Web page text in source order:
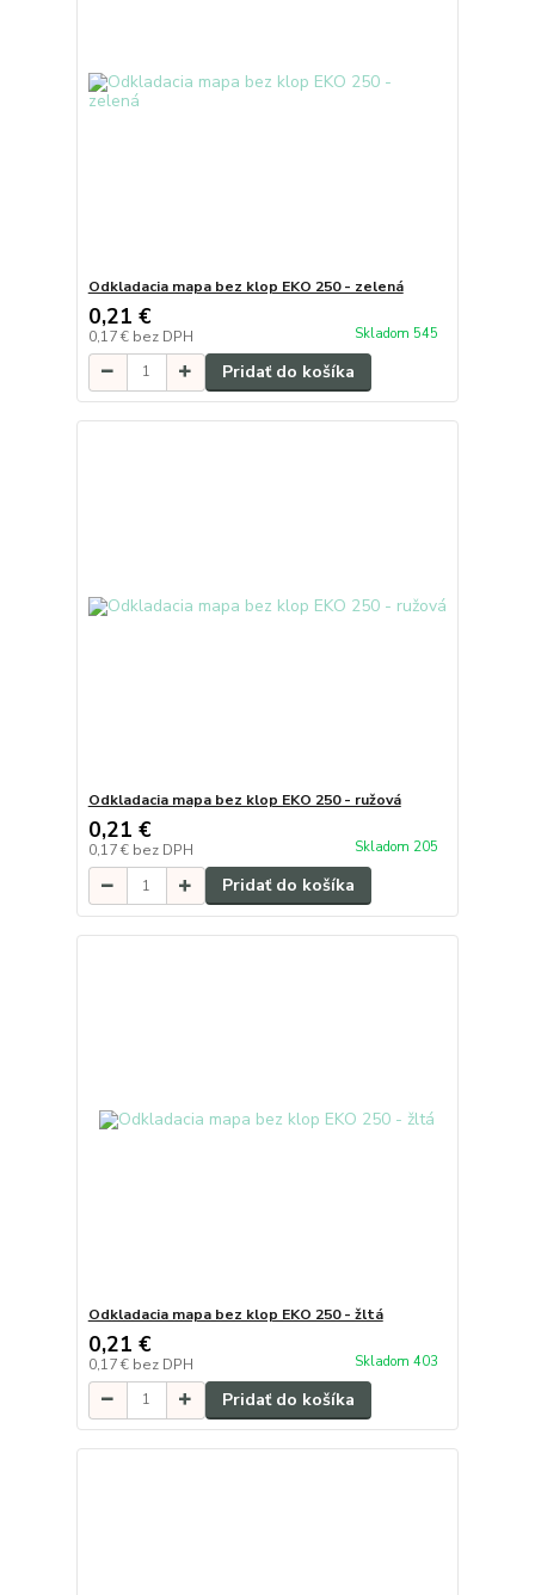
Odkladacia mapa bez klop EKO 250 - zelená
0,21 €
0,17 € bez DPH Skladom 545
Pridať do košíka
Odkladacia mapa bez klop EKO 250 - ružová
0,21 €
0,17 € bez DPH Skladom 205
Pridať do košíka
Odkladacia mapa bez klop EKO 250 - žltá
0,21 €
0,17 € bez DPH Skladom 403
Pridať do košíka